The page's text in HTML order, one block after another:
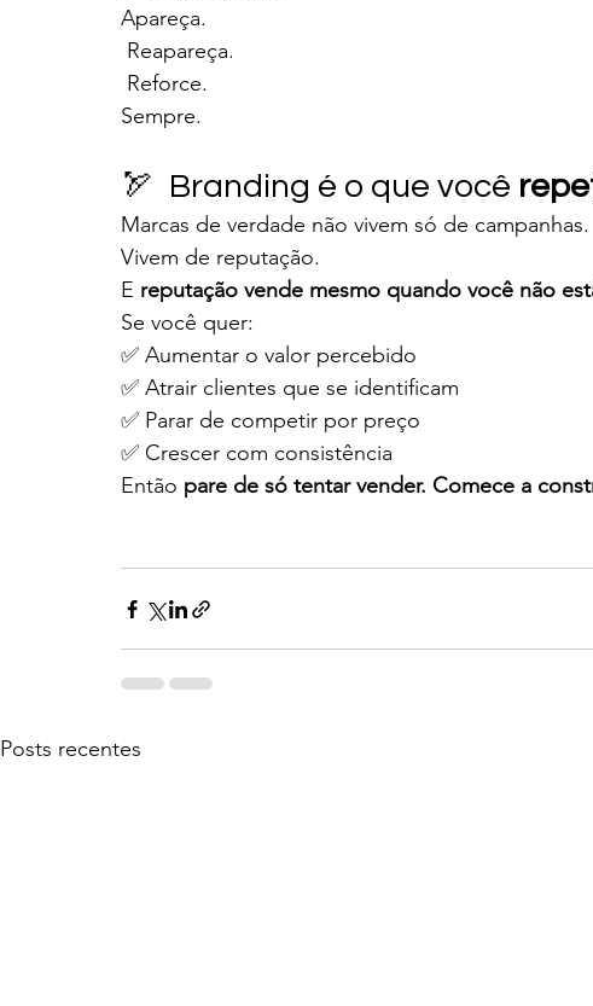
Apareça.
Reapareça.
Reforce.
Sempre.
🏹  Branding é o que você
Marcas de verdade não vivem só de campanhas.
Vivem de reputação.
E reputação vende mesmo quando você não
Se você quer:
✅ Aumentar o valor percebido
✅ Atrair clientes que se identificam
✅ Parar de competir por preço
✅ Crescer com consistência
Então pare de só tentar vender. Comece a
Posts recentes